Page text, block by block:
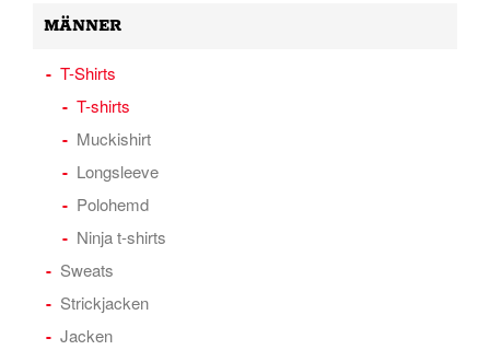
MÄNNER
T-Shirts
T-shirts
Muckishirt
Longsleeve
Polohemd
Ninja t-shirts
Sweats
Strickjacken
Jacken